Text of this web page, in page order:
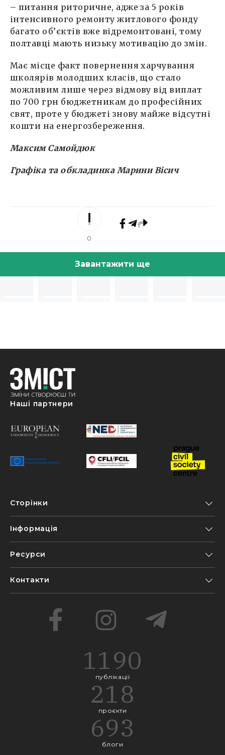
– питання риторичне, адже за 5 років
інтенсивного ремонту житлового фонду
багато об’єктів вже відремонтовані, тому
полтавці мають низьку мотивацію до змін.
Має місце факт повернення харчування
школярів молодших класів, що стало
можливим лише через відмову від виплат
по 700 грн бюджетникам до професійних
свят, проте у бюджеті знову майже відсутні
кошти на енергозбереження.
Максим Самойдюк
Графіка та обкладинка Марини Вісич
0
Завантажити ще
Наші партнери
Сторінки
Інформація
Ресурси
Контакти
1190
публікації
218
проєкти
693
блоги